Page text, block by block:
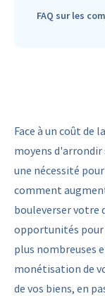
Face à un coût de
moyens d'arrondir
une nécessité
comment
bouleverser votre
opportunités pour
plus nombreuses
monétisation de
de vos biens, en
FAQ sur les